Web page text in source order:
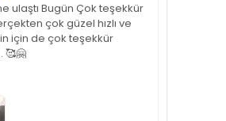
ulaştı Bugün Çok teşekkür
çok güzel hızlı ve
için de çok teşekkür
🥰🤗